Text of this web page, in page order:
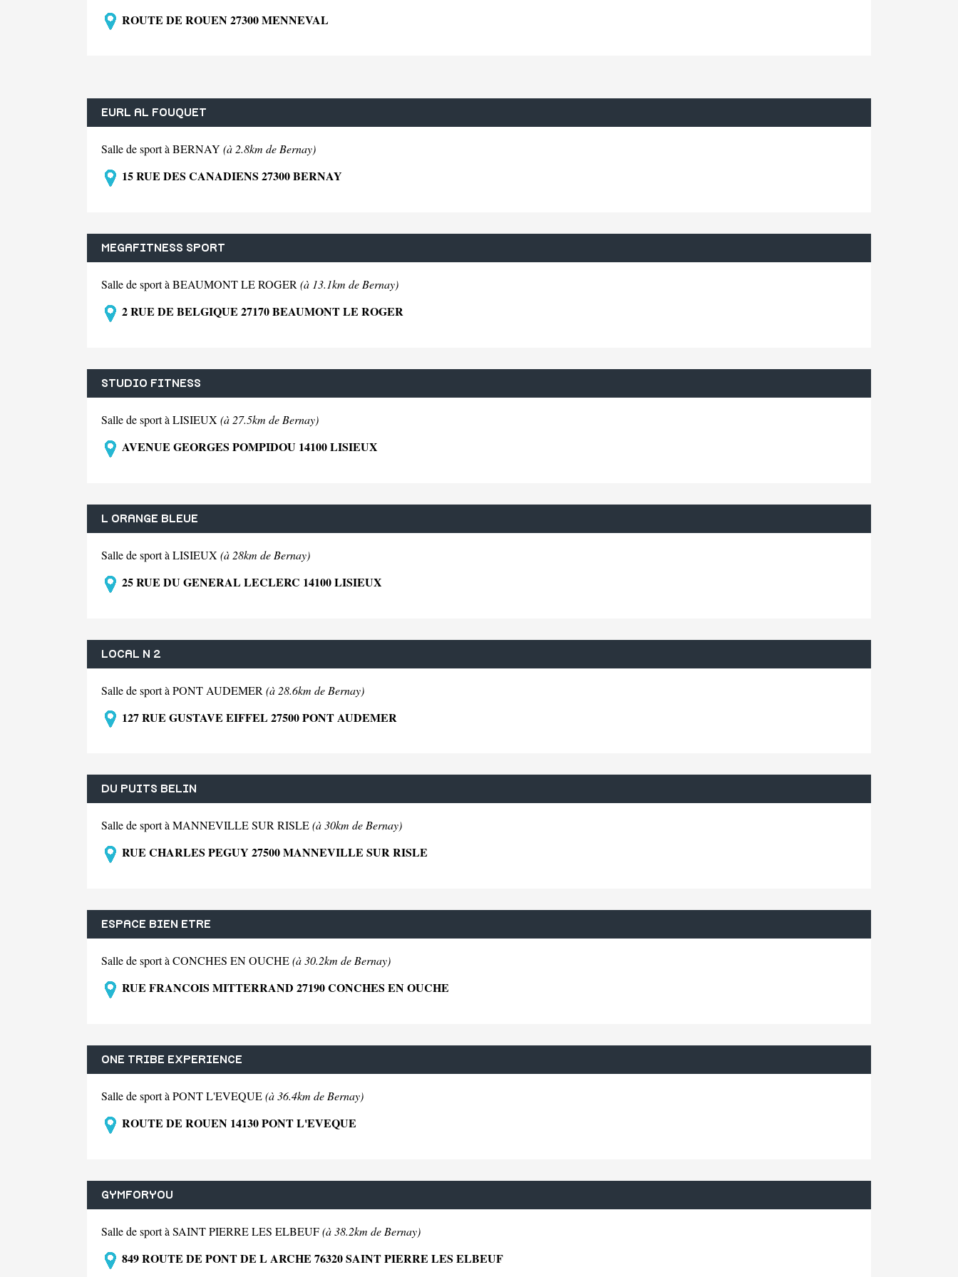
ROUTE DE ROUEN 27300 MENNEVAL
EURL AL FOUQUET
Salle de sport à BERNAY (à 2.8km de Bernay)
15 RUE DES CANADIENS 27300 BERNAY
MEGAFITNESS SPORT
Salle de sport à BEAUMONT LE ROGER (à 13.1km de Bernay)
2 RUE DE BELGIQUE 27170 BEAUMONT LE ROGER
STUDIO FITNESS
Salle de sport à LISIEUX (à 27.5km de Bernay)
AVENUE GEORGES POMPIDOU 14100 LISIEUX
L ORANGE BLEUE
Salle de sport à LISIEUX (à 28km de Bernay)
25 RUE DU GENERAL LECLERC 14100 LISIEUX
LOCAL N 2
Salle de sport à PONT AUDEMER (à 28.6km de Bernay)
127 RUE GUSTAVE EIFFEL 27500 PONT AUDEMER
DU PUITS BELIN
Salle de sport à MANNEVILLE SUR RISLE(à 30km de Bernay)
RUE CHARLES PEGUY 27500 MANNEVILLE SUR RISLE
ESPACE BIEN ETRE
Salle de sport à CONCHES EN OUCHE(à 30.2km de Bernay)
RUE FRANCOIS MITTERRAND 27190 CONCHES EN OUCHE
ONE TRIBE EXPERIENCE
Salle de sport à PONT L'EVEQUE(à 36.4km de Bernay)
ROUTE DE ROUEN 14130 PONT L'EVEQUE
GYMFORYOU
Salle de sport à SAINT PIERRE LES ELBEUF(à 38.2km de Bernay)
849 ROUTE DE PONT DE L ARCHE 76320 SAINT PIERRE LES ELBEUF